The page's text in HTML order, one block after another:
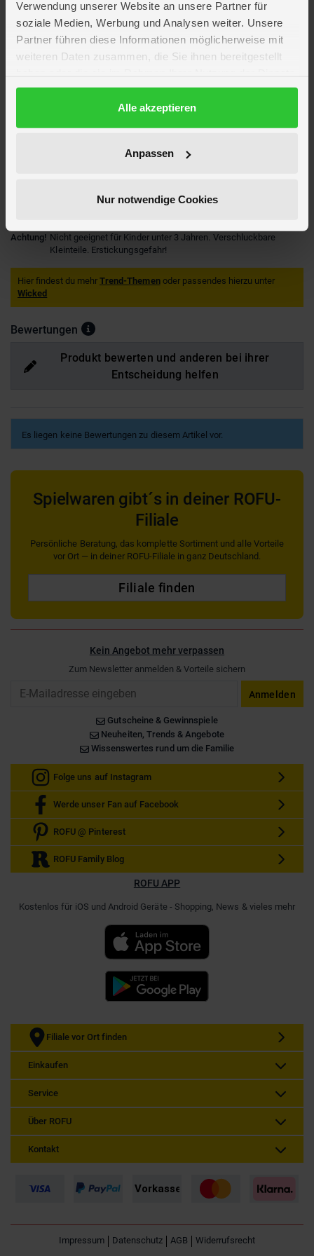
Verwendung unserer Website an unsere Partner für
soziale Medien, Werbung und Analysen weiter. Unsere
Partner führen diese Informationen möglicherweise mit
weiteren Daten zusammen, die Sie ihnen bereitgestellt
gesammelt haben.
DatenschutzerklärungAlle akzeptieren
Anpassen
Nur notwendige Cookies
Artikelmerkmale
Breite ca. 21,6 cm
Wicked
0194735238071
Achtung! Nicht geeignet für Kinder unter 3 Jahren. Verschluckbare
Kleinteile. Erstickungsgefahr!
Hier findest du mehr Trend-Themenoder passendes hierzu unter
Wicked
Bewertungen
Produkt bewerten und anderen bei ihrer
Entscheidung helfen
Es liegen keine Bewertungen zu diesem Artikel vor.
Spielwaren gibt´s in deiner ROFU-
Filiale
Persönliche Beratung, das komplette Sortiment und alle Vorteile
vor Ort — in deiner ROFU-Filiale in ganz Deutschland.
Filiale finden
Kein Angebot mehr verpassen
Zum Newsletter anmelden & Vorteile sichern
Anmelden
Gutscheine & Gewinnspiele
Neuheiten, Trends & Angebote
Wissenswertes rund um die Familie
Folge uns auf Instagram
Werde unser Fan auf Facebook
ROFU @ Pinterest
ROFU Family Blog
ROFU APP
Kostenlos für iOS und Android Geräte - Shopping, News & vieles mehr
Filiale vor Ort finden
Einkaufen
Service
Über ROFU
Kontakt
Impressum Datenschutz AGB Widerrufsrecht